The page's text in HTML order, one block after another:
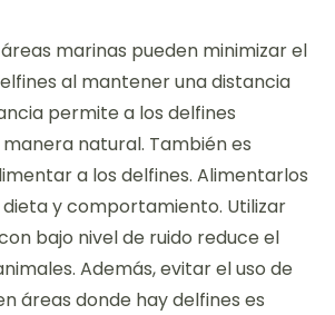
marinas pueden minimizar el
al mantener una distancia
permite a los delfines
natural. También es
a los delfines. Alimentarlos
y comportamiento. Utilizar
bajo nivel de ruido reduce el
Además, evitar el uso de
áreas donde hay delfines es